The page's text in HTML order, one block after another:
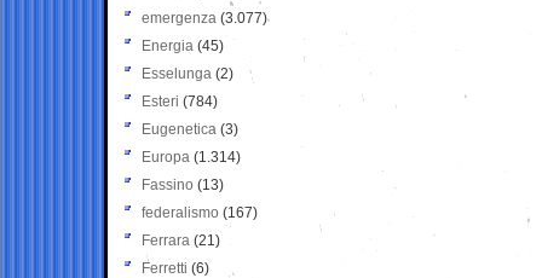
emergenza (3.077)
Energia (45)
Esselunga (2)
Esteri (784)
Eugenetica (3)
Europa (1.314)
Fassino (13)
federalismo (167)
Ferrara (21)
Ferretti (6)